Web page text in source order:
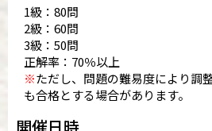
1級： 80問
2級： 60問
3級： 50問
正解率：70％以上
※ただし、問題の難易度により調
も合格とする場合があります。